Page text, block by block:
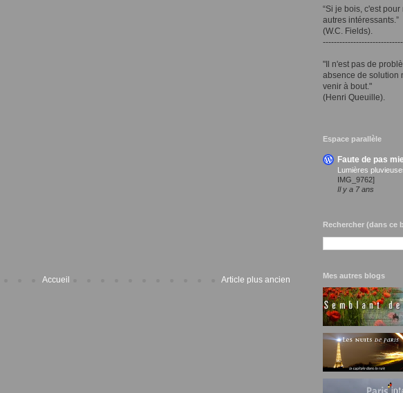
Article plus ancien
Accueil
“Si je bois, c'est
autres intéressants.”
(W.C. Fields).
"Il n'est pas de
absence de solution
venir à bout."
(Henri Queuille).
Espace parallèle
Faute de pas
Lumières
IMG_9762]
Il y a 7 ans
Rechercher (dans ce
Mes autres blogs